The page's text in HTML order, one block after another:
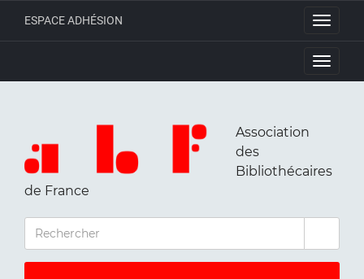
Toggle
ESPACE ADHÉSION
Toggle
Association
des
Bibliothécaires
de France
RECHERCHER